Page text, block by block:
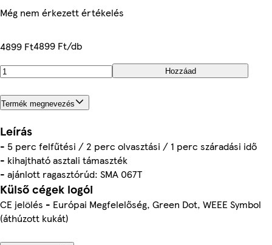
Még nem érkezett értékelés
4899 Ft4899 Ft/db
Hozzáad
Termék megnevezés
Leírás
- 5 perc felfűtési / 2 perc olvasztási / 1 perc száradási idő
- kihajtható asztali támaszték
- ajánlott ragasztórúd: SMA 067T
Külső cégek logói
CE jelölés - Európai Megfelelőség, Green Dot, WEEE Symbol
(áthúzott kukát)